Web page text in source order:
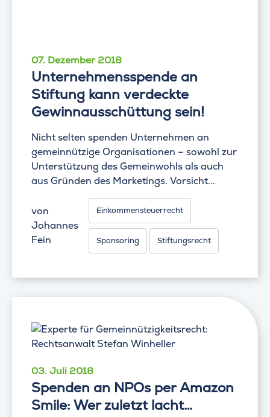
07. Dezember 2018
Unternehmensspende an
Stiftung kann verdeckte
Gewinnausschüttung sein!
Nicht selten spenden Unternehmen an
gemeinnützige Organisationen – sowohl zur
Unterstützung des Gemeinwohls als auch
aus Gründen des Marketings. Vorsicht...
von
Johannes
Fein
Einkommensteuerrecht
Sponsoring Stiftungsrecht
03. Juli 2018
Spenden an NPOs per Amazon
Smile: Wer zuletzt lacht…